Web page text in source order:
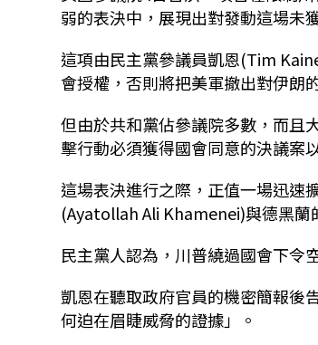
弱的表決中，展現出對發動這場未
這項由民主黨參議員凱恩(Tim
會授權，否則將把美軍撤出對伊朗
但由於共和黨佔參議院多數，而且
擊行動必須獲得國會同意的決議案
這場表決進行之際，正值一場迅速
(Ayatollah Ali Khamenei)與德黑蘭
民主黨人認為，川普繞過國會下令
凱恩在聽取政府官員的機密簡報後
何迫在眉睫威脅的證據」。